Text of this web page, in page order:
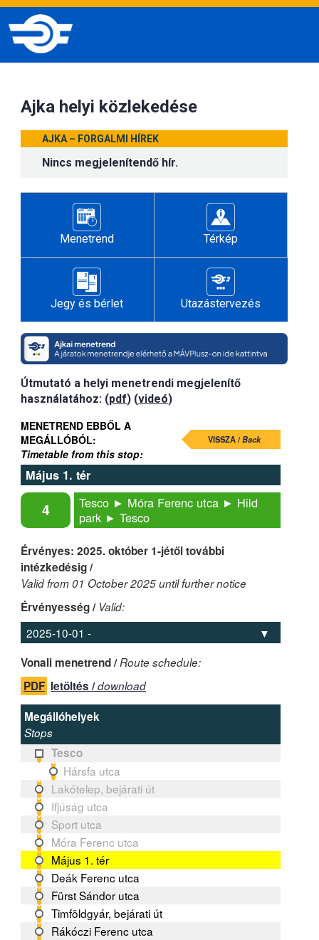
Ajka helyi közlekedése
AJKA – FORGALMI HÍREK
Nincs megjelenítendő hír.
Menetrend Térkép
Jegy és bérlet Utazástervezés
Útmutató a helyi menetrendi megjelenítő
használatához: (pdf) (videó)
MENETREND EBBŐL A
MEGÁLLÓBÓL:
Timetable from this stop:
VISSZA /Back
Május 1. tér
4
Tesco ► Móra Ferenc utca ► Hild
park ► Tesco
Érvényes: 2025. október 1-jétől további
intézkedésig /
Valid from 01 October 2025 until further notice
Érvényesség / Valid:
Vonali menetrend /Route schedule:
PDF letöltés /download
Megállóhelyek
Stops
Tesco
Hársfa utca
Lakótelep, bejárati út
Ifjúság utca
Sport utca
Móra Ferenc utca
Május 1. tér
Deák Ferenc utca
Fürst Sándor utca
Timföldgyár, bejárati út
Rákóczi Ferenc utca